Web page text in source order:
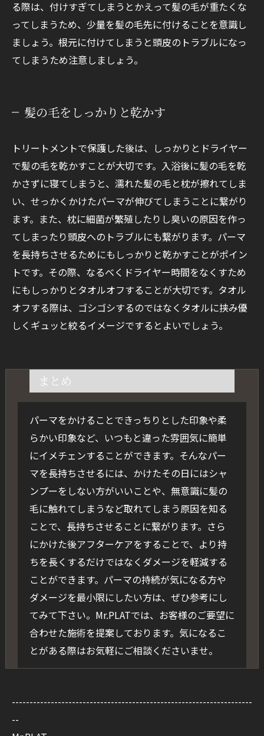
る際は、付けすぎてしまうとかえって髪の毛が重たくな
ってしまうため、少量を髪の毛先に付けることを意識し
ましょう。根元に付けてしまうと頭皮のトラブルになっ
てしまうため注意しましょう。
髪の毛をしっかりと乾かす
トリートメントで保護した後は、しっかりとドライヤー
で髪の毛を乾かすことが大切です。入浴後に髪の毛を乾
かさずに寝てしまうと、濡れた髪の毛と枕が擦れてしま
い、せっかくかけたパーマが伸びてしまうことに繋がり
ます。また、枕に細菌が繁殖したりし臭いの原因を作っ
てしまったり頭皮へのトラブルにも繋がります。パーマ
を長持ちさせるためにもしっかりと乾かすことがポイン
トです。その際、なるべくドライヤー時間をなくすため
にもしっかりとタオルオフすることが大切です。タオル
オフする際は、ゴシゴシするのではなくタオルに挟み優
しくギュッと絞るイメージでするとよいでしょう。
まとめ
パーマをかけることできっちりとした印象や柔
らかい印象など、いつもと違った雰囲気に簡単
にイメチェンすることができます。そんなパー
マを長持ちさせるには、かけたその日にはシャ
ンプーをしない方がいいことや、無意識に髪の
毛に触れてしまうなど取れてしまう原因を知る
ことで、長持ちさせることに繋がります。さら
にかけた後アフターケアをすることで、より持
ちを長くするだけではなくダメージを軽減する
ことができます。パーマの持続が気になる方や
ダメージを最小限にしたい方は、ぜひ参考にし
てみて下さい。Mr.PLATでは、お客様のご要望に
合わせた施術を提案しております。気になるこ
とがある際はお気軽にご相談くださいませ。
--------------------------------------------------------------------
--